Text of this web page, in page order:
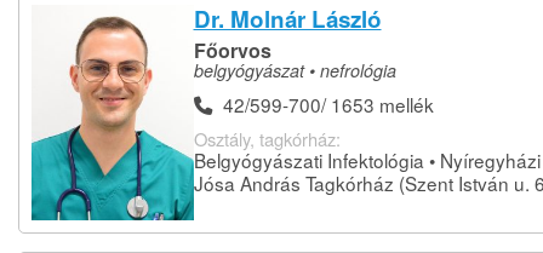
Dr. Molnár László
Főorvos
belgyógyászat • nefrológia
42/599-700/ 1653 mellék
Osztály, tagkórház:
Belgyógyászati Infektológia • Nyíregyházi
Jósa András Tagkórház (Szent István u.